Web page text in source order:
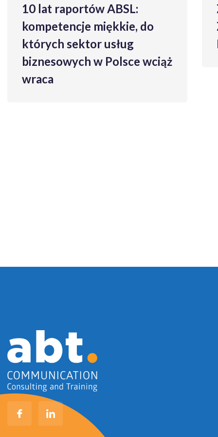
Zbierasz Więcej niż Siejesz –
Zwrot z Inwestycji w
Rozwój